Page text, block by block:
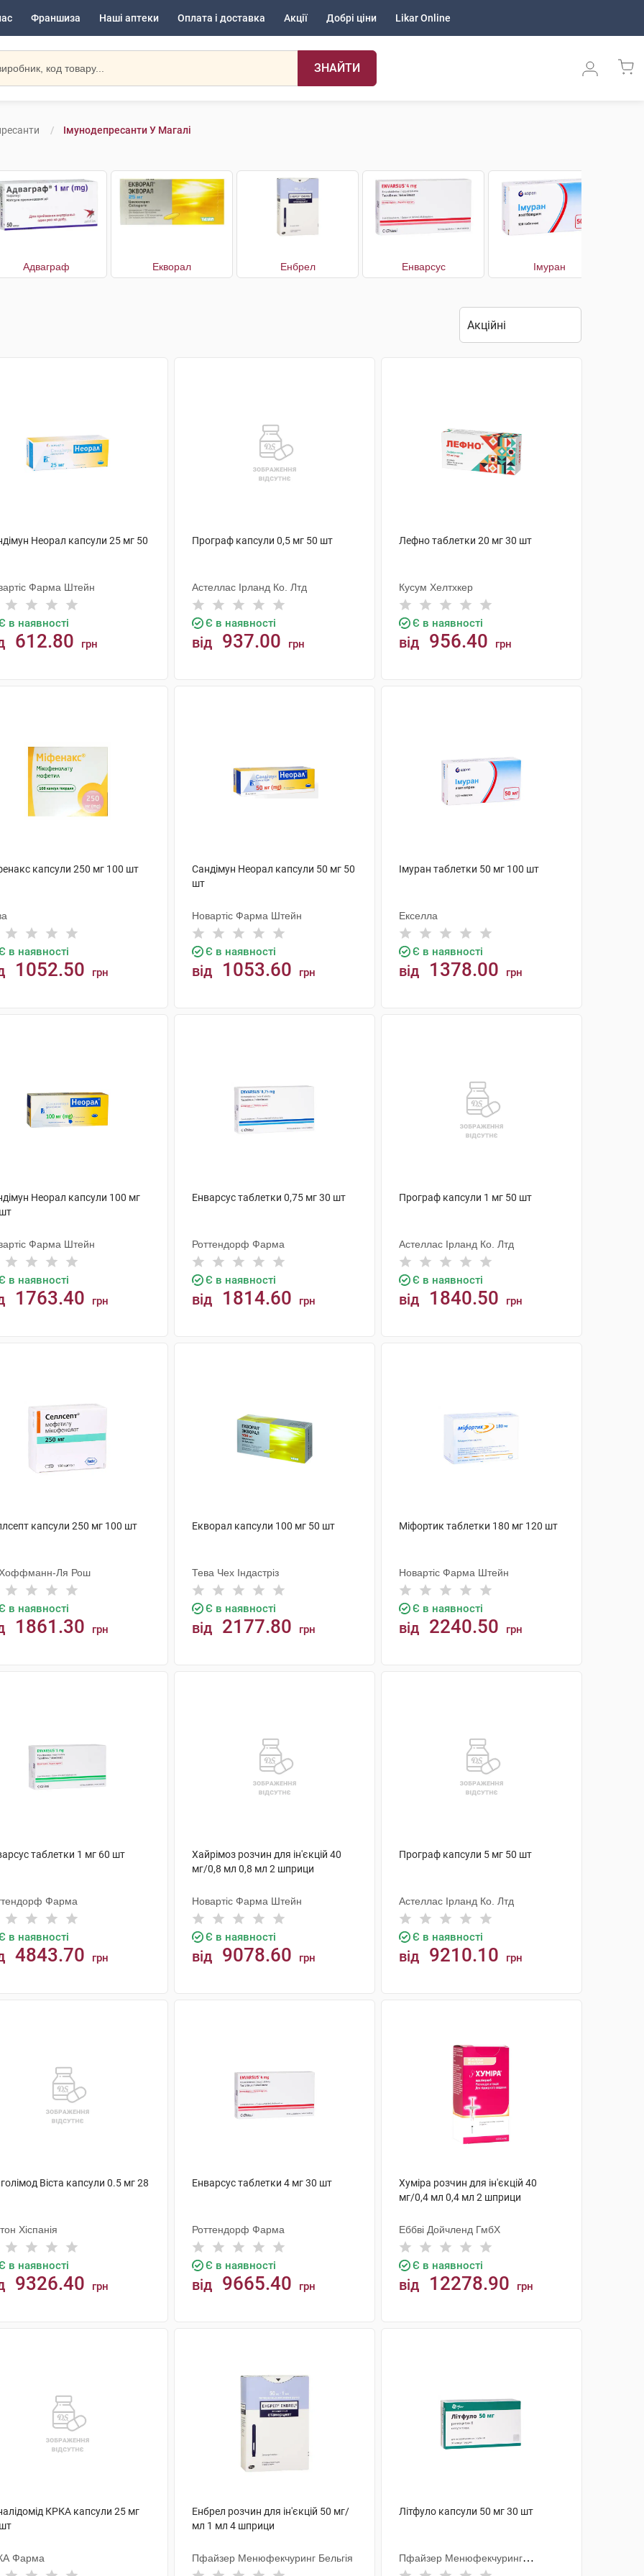
Франшиза Наші аптеки Оплата і доставка Акції Добрі ціни Likar Online
ЗНАЙТИ
Імунодепресанти У Магалі
Адваграф Екворал Енбрел Енварсус Імуран
Неорал капсули 25 мг 50
Фарма Штейн
в наявності
612.80 грн
Програф капсули 0,5 мг 50 шт
Астеллас Ірланд Ко. Лтд
Є в наявності
від 937.00 грн
Лефно таблетки 20 мг 30 шт
Кусум Хелтхкер
Є в наявності
від 956.40 грн
капсули 250 мг 100 шт
в наявності
1052.50 грн
Сандімун Неорал капсули 50 мг 50
шт
Новартіс Фарма Штейн
Є в наявності
від 1053.60 грн
Імуран таблетки 50 мг 100 шт
Екселла
Є в наявності
від 1378.00 грн
Неорал капсули 100 мг
Фарма Штейн
в наявності
1763.40 грн
Енварсус таблетки 0,75 мг 30 шт
Роттендорф Фарма
Є в наявності
від 1814.60 грн
Програф капсули 1 мг 50 шт
Астеллас Ірланд Ко. Лтд
Є в наявності
від 1840.50 грн
капсули 250 мг 100 шт
Ля Рош
в наявності
1861.30 грн
Екворал капсули 100 мг 50 шт
Тева Чех Індастріз
Є в наявності
від 2177.80 грн
Міфортик таблетки 180 мг 120 шт
Новартіс Фарма Штейн
Є в наявності
від 2240.50 грн
таблетки 1 мг 60 шт
Фарма
в наявності
4843.70 грн
Хайрімоз розчин для ін'єкцій 40
мг/0,8 мл 0,8 мл 2 шприци
Новартіс Фарма Штейн
Є в наявності
від 9078.60 грн
Програф капсули 5 мг 50 шт
Астеллас Ірланд Ко. Лтд
Є в наявності
від 9210.10 грн
Віста капсули 0.5 мг 28
Хіспанія
в наявності
9326.40 грн
Енварсус таблетки 4 мг 30 шт
Роттендорф Фарма
Є в наявності
від 9665.40 грн
Хуміра розчин для ін'єкцій 40
мг/0,4 мл 0,4 мл 2 шприци
Еббві Дойчленд ГмбХ
Є в наявності
від 12278.90 грн
КРКА капсули 25 мг
Фарма
Енбрел розчин для ін'єкцій 50 мг/
мл 1 мл 4 шприци
Пфайзер Менюфекчуринг Бельгія
Літфуло капсули 50 мг 30 шт
Пфайзер Менюфекчуринг
Дойчленд